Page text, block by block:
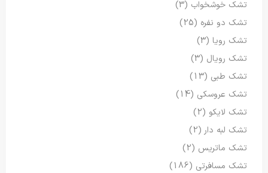
تشک خوشخواب (3)
تشک دو نفره (25)
تشک رویا (3)
تشک رویال (3)
تشک طبی (13)
تشک عروسکی (14)
تشک لایکو (2)
تشک لبه دار (2)
تشک ماتریس (2)
تشک مسافرتی (186)